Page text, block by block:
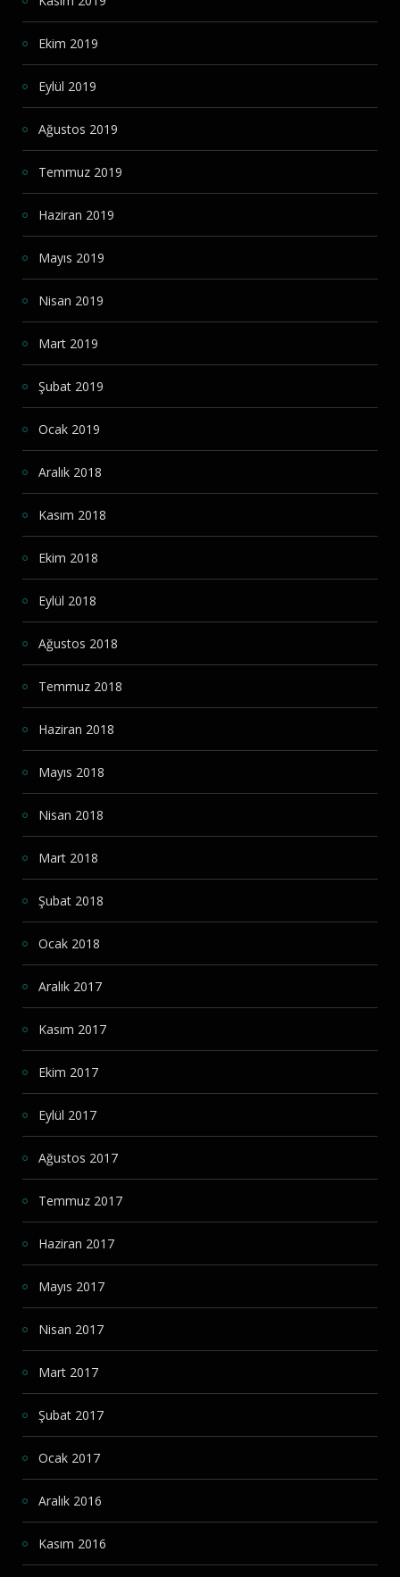
Ekim 2019
Eylül 2019
Ağustos 2019
Temmuz 2019
Haziran 2019
Mayıs 2019
Nisan 2019
Mart 2019
Şubat 2019
Ocak 2019
Aralık 2018
Kasım 2018
Ekim 2018
Eylül 2018
Ağustos 2018
Temmuz 2018
Haziran 2018
Mayıs 2018
Nisan 2018
Mart 2018
Şubat 2018
Ocak 2018
Aralık 2017
Kasım 2017
Ekim 2017
Eylül 2017
Ağustos 2017
Temmuz 2017
Haziran 2017
Mayıs 2017
Nisan 2017
Mart 2017
Şubat 2017
Ocak 2017
Aralık 2016
Kasım 2016